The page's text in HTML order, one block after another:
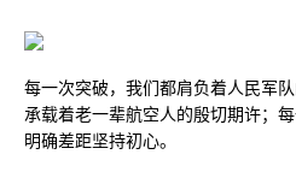
每一次突破，我们都肩负着人民军
承载着老一辈航空人的殷切期许；
明确差距坚持初心。